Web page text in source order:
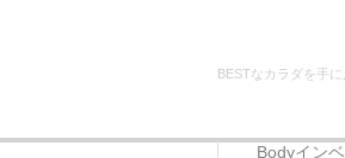
BESTなカラダを手
Bodyイン